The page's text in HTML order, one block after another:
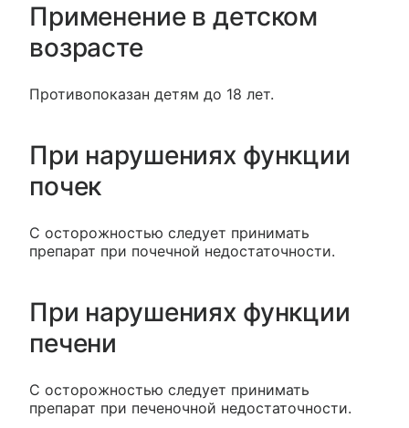
Применение в детском
возрасте
Противопоказан детям до 18 лет.
При нарушениях функции
почек
С осторожностью следует принимать
препарат при почечной недостаточности.
При нарушениях функции
печени
С осторожностью следует принимать
препарат при печеночной недостаточности.